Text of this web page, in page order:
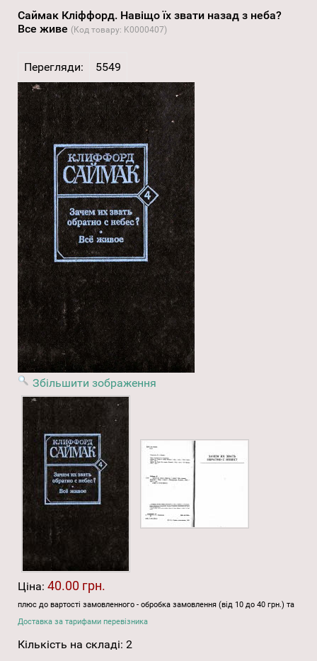
Саймак Кліффорд. Навіщо їх звати назад з неба?
Все живе (Код товару: K0000407)
Перегляди: 5549
Збільшити зображення
Ціна: 40.00 грн.
плюс до вартості замовленного - обробка замовлення (від 10 до 40 грн.) та
Доставка за тарифами перевізника
Кількість на складі: 2